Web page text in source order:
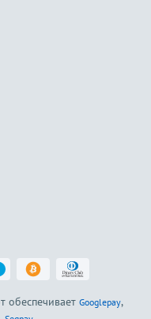
обеспечивает Googlepay,